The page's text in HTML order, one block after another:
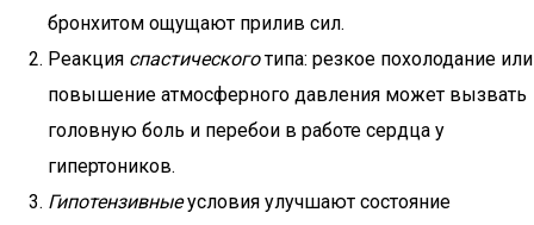
бронхитом ощущают прилив сил.
Реакция спастическоготипа: резкое похолодание или
повышение атмосферного давления может вызвать
головную боль и перебои в работе сердца у
гипертоников.
Гипотензивныеусловия улучшают состояние